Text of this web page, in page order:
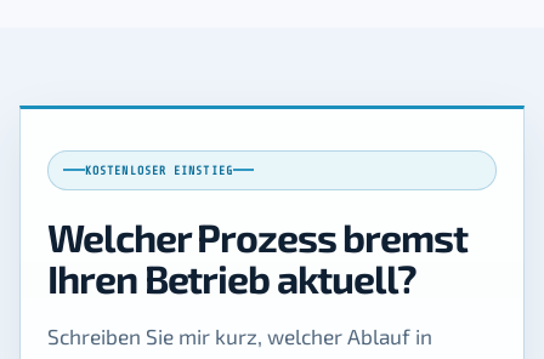
KOSTENLOSER EINSTIEG
Welcher Prozess bremst
Ihren Betrieb aktuell?
Schreiben Sie mir kurz, welcher Ablauf in